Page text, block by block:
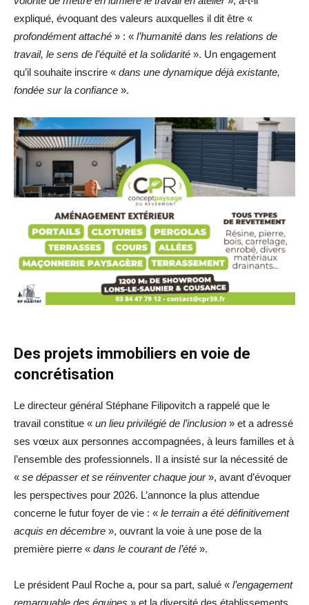
expliqué, évoquant des valeurs auxquelles il dit être «
profondément attaché » : « l’humanité dans les relations de
travail, le sens de l’équité et la solidarité ». Un engagement
qu’il souhaite inscrire « dans une dynamique déjà existante,
fondée sur la confiance ».
Des projets immobiliers en voie de
concrétisation
Le directeur général Stéphane Filipovitch a rappelé que le
travail constitue « un lieu privilégié de l’inclusion » et a adressé
ses vœux aux personnes accompagnées, à leurs familles et à
l’ensemble des professionnels. Il a insisté sur la nécessité de
« se dépasser et se réinventer chaque jour», avant d’évoquer
les perspectives pour 2026. L’annonce la plus attendue
concerne le futur foyer de vie : « le terrain a été définitivement
acquis en décembre », ouvrant la voie à une pose de la
première pierre « dans le courant de l’été ».
Le président Paul Roche a, pour sa part, salué « l’engagement
remarquable des équipes » et la diversité des établissements